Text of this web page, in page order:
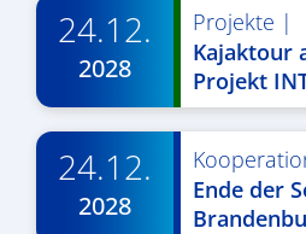
24.12.
2028
Projekte |
Kajaktour
Projekt
24.12.
2028
Ende der